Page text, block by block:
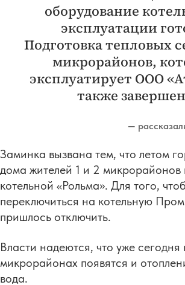
оборудование
эксплуатации
Подготовка тепловых
микрорайонов,
эксплуатирует ООО
также
—
Заминка вызвана тем, что летом
дома жителей 1 и 2 микрорайонов
котельной «Рольма». Для того,
переключиться на котельную
пришлось отключить.
Власти надеются, что уже сегодня
микрорайонах появятся и
вода.